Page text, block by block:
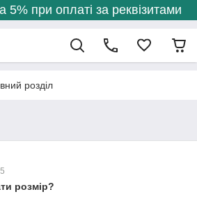
5% при оплаті за реквізитами
розділ
розмір?